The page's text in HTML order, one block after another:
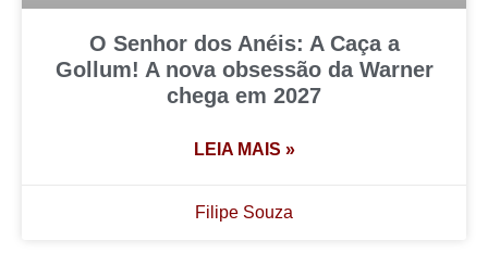
O Senhor dos Anéis: A Caça a
Gollum! A nova obsessão da Warner
chega em 2027
LEIA MAIS »
Filipe Souza